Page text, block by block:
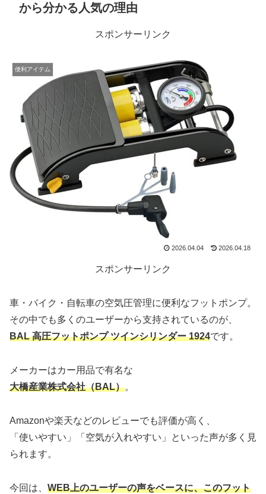
から分かる人気の理由
スポンサーリンク
便利アイテム
2026.04.04 2026.04.18
スポンサーリンク
車・バイク・自転車の空気圧管理に便利なフットポンプ。
その中でも多くのユーザーから支持されているのが、
BAL 高圧フットポンプ ツインシリンダー 1924です。
メーカーはカー用品で有名な
大橋産業株式会社（BAL）。
Amazonや楽天などのレビューでも評価が高く、
「使いやすい」「空気が入れやすい」といった声が多く見
られます。
今回は、 WEB上のユーザーの声をベースに、このフット